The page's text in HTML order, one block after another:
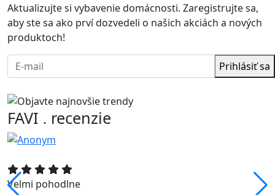
Aktualizujte si vybavenie domácnosti. Zaregistrujte sa,
aby ste sa ako prví dozvedeli o našich akciách a nových
produktoch!
Prihlásiť sa
FAVI . recenzie
Velmi pohodlne